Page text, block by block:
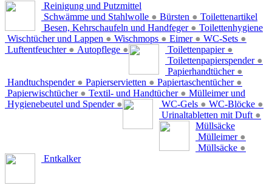
Reinigung und Putzmittel
Schwämme und Stahlwolle ● Bürsten ●
Besen, Kehrschaufeln und Handfeger ●
Wischtücher und Lappen ● Wischmops ● Eimer ● WC-Sets ●
Luftentfeuchter ● Autopflege ●
Toilettenartikel
Toilettenpapier ●
Toilettenpapierspender ●
Papierhandtücher ●
Handtuchspender ● Papierservietten ● Papiertaschentücher ●
Papierwischtücher ● Textil- und Handtücher ●
Hygienebeutel und Spender ●
Toilettenhygiene
WC-Gels ● WC-Blöcke ●
Urinaltabletten mit Duft ●
Mülleimer und
Müllsäcke
Mülleimer ●
Müllsäcke ●
Entkalker